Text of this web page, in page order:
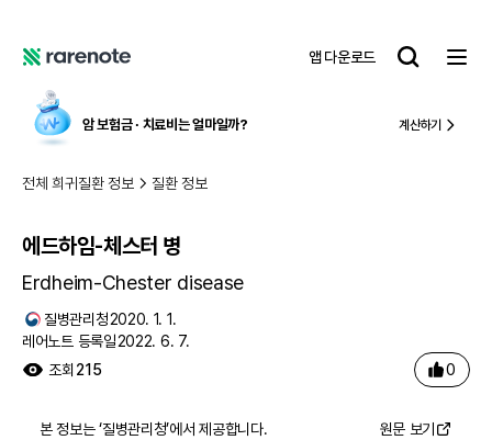
노
앱 다운로드
레
트
암 보험금 ∙ 치료비 는 얼마일까? 계산하기
전체 희귀질환 정보 질환 정보
에드하임-체스터 병
Erdheim-Chester disease
질병관리청2020. 1. 1.
레어노트 등록일2022. 6. 7.
조회 215 0
본 정보는 ‘질병관리청’에서 제공합니다. 원문 보기